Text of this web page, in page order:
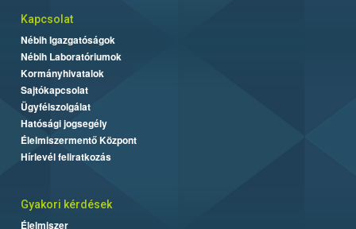
Kapcsolat
Nébih Igazgatóságok
Nébih Laboratóriumok
Kormányhivatalok
Sajtókapcsolat
Ügyfélszolgálat
Hatósági jogsegély
Élelmiszermentő Központ
Hírlevél feliratkozás
Gyakori kérdések
Élelmiszer